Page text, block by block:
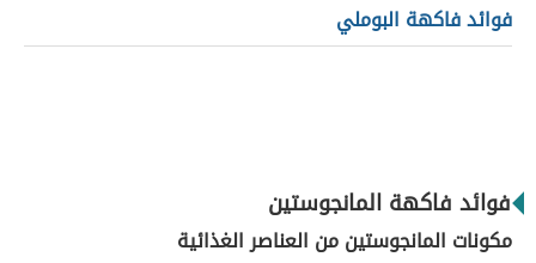
فوائد فاكهة البوملي
فوائد فاكهة المانجوستين
مكونات المانجوستين من العناصر الغذائية